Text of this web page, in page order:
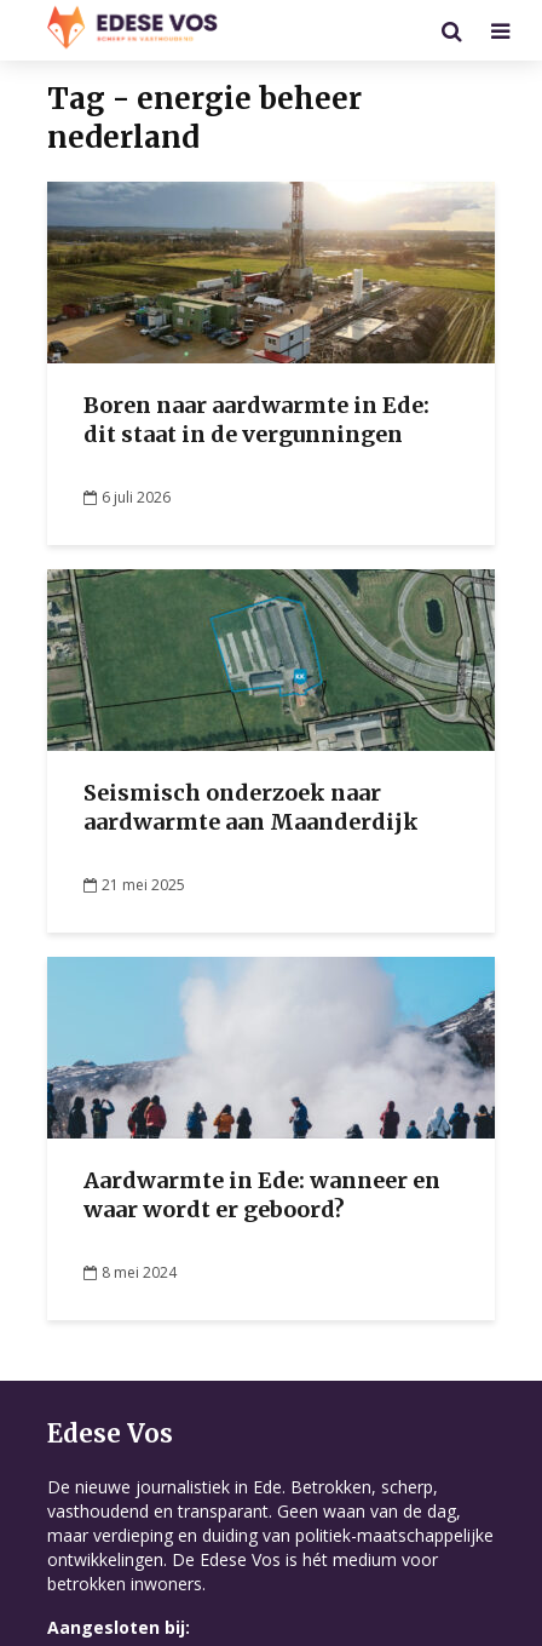
Tag - energie beheer
nederland
Boren naar aardwarmte in Ede:
dit staat in de vergunningen
6 juli 2026
Seismisch onderzoek naar
aardwarmte aan Maanderdijk
21 mei 2025
Aardwarmte in Ede: wanneer en
waar wordt er geboord?
8 mei 2024
Edese Vos
De nieuwe journalistiek in Ede. Betrokken, scherp,
vasthoudend en transparant. Geen waan van de dag,
maar verdieping en duiding van politiek-maatschappelijke
ontwikkelingen. De Edese Vos is hét medium voor
betrokken inwoners.
Aangesloten bij: